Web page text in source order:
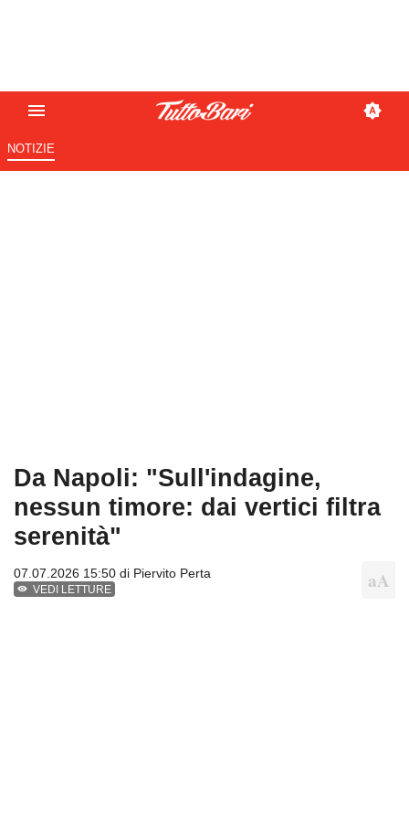
NOTIZIE
Da Napoli: "Sull'indagine,
nessun timore: dai vertici filtra
serenità"
07.07.2026 15:50 di Piervito Perta
VEDI LETTURE